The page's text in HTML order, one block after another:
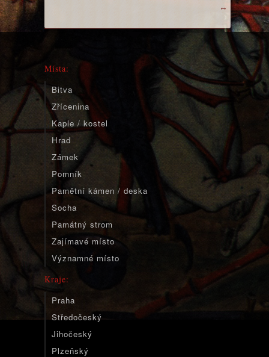
↔
Místa:
Bitva
Zřícenina
Kaple / kostel
Hrad
Zámek
Pomník
Pamětní kámen / deska
Socha
Památný strom
Zajímavé místo
Významné místo
Kraje:
Praha
Středočeský
Jihočeský
Plzeňský